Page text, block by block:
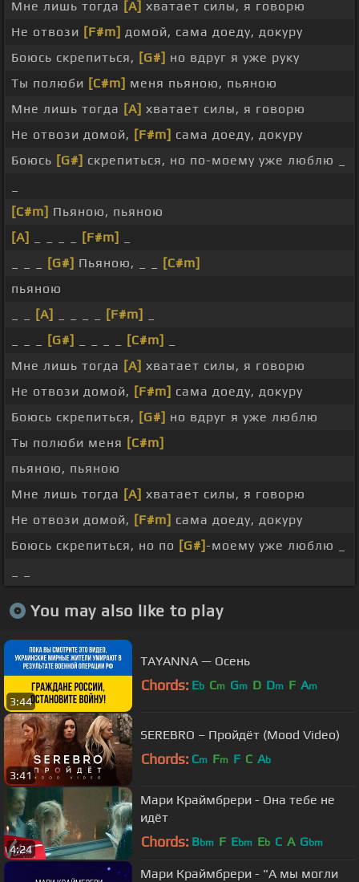
Мне лишь тогда [A] хватает силы, я говорю
Не отвози [F#m] домой, сама доеду, докуру
Боюсь скрепиться, [G#] но вдруг я уже руку
Ты полюби [C#m] меня пьяною, пьяною
Мне лишь тогда [A] хватает силы, я говорю
Не отвози домой, [F#m] сама доеду, докуру
Боюсь [G#] скрепиться, но по-моему уже люблю _
[C#m] Пьяною, пьяною
[A]
[F#m]
[G#] Пьяною, _ _
[C#m]
пьяною
[A] [F#m]
[G#] [C#m]
Мне лишь тогда [A] хватает силы, я говорю
Не отвози домой, [F#m] сама доеду, докуру
Боюсь скрепиться, [G#] но вдруг я уже люблю
Ты полюби меня [C#m]
пьяною, пьяною
Мне лишь тогда [A] хватает силы, я говорю
Не отвози домой, [F#m] сама доеду, докуру
Боюсь скрепиться, но по [G#]-моему уже люблю _
You may also like to play
3:44
TAYANNA — Осень
Chords: Eb Cm Gm D Dm F Am
3:41
SEREBRO – Пройдёт (Mood Video)
Chords: Cm Fm F C Ab
4:24
Мари Краймбрери - Она тебе не
идёт
Chords: Bbm F Ebm Eb C A Gbm
Мари Краймбрери - "А мы могли